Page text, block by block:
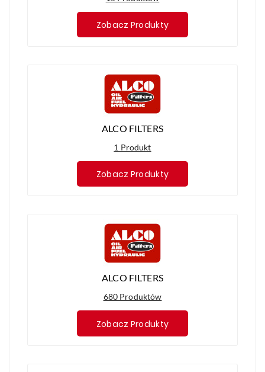
Zobacz Produkty
ALCO FILTERS
1 Produkt
Zobacz Produkty
ALCO FILTERS
680 Produktów
Zobacz Produkty